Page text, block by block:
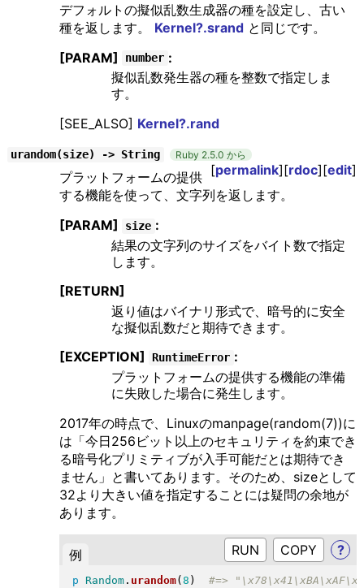
デフォルトの擬似乱数生成器の種を設定し、古い
種を返します。 Kernel?.srandと同じです。
[PARAM]
number :
擬似乱数発生器の種を整数で指定しま
す。
[SEE_ALSO] Kernel?.rand
urandom(size) -> String Ruby 2.5.0 から
[permalink][rdoc][edit]
プラットフォームの提供
する機能を使って、文字列を返します。
[PARAM]
size :
結果の文字列のサイズをバイト数で指定
します。
[RETURN]
返り値はバイナリ形式で、暗号的に安全
な擬似乱数だと期待できます。
[EXCEPTION]
RuntimeError :
プラットフォームの提供する機能の準備
に失敗した場合に発生します。
2017年の時点で、Linuxのmanpage(random(7))に
は「今日256ビット以上のセキュリティを約束でき
る暗号化プリミティブが入手可能だとは期待でき
ません」と書いてあります。そのため、sizeとして
32より大きい値を指定することには疑問の余地が
あります。
例 RUN ?
p Random. urandom(8 )